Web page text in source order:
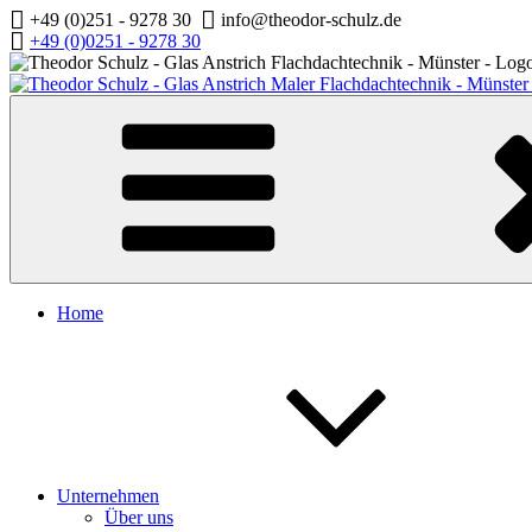
Zum
Inhalt
springen
+49 (0)251 - 9278 30
info@theodor-schulz.de
+49 (0)0251 - 9278 30
Home
Unternehmen
Über uns